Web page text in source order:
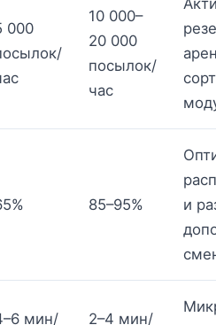
000
10 000–
20 000
посылок/
час
85–95%
и
мин/
2–4 мин/